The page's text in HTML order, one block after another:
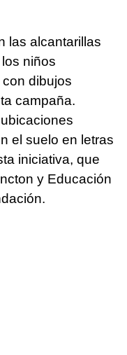
las alcantarillas
niños
dibujos
campaña.
el suelo en letras
iniciativa, que
y Educación